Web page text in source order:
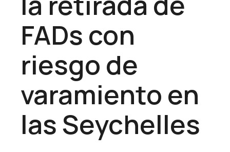
FADs con
riesgo de
varamiento en
las Seychelles